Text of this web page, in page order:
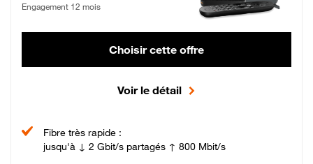
Engagement 12 mois
Choisir cette offre
Voir le détail
Fibre très rapide :
jusqu'à ↓ 2 Gbit/s partagés ↑ 800 Mbit/s